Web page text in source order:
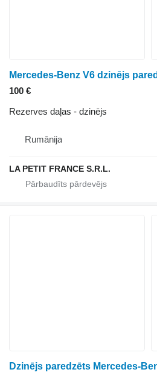
100 €
Rezerves daļas - dzinējs
Rumānija
LA PETIT FRANCE S.R.L.
Dzinējs paredzēts Mercedes-